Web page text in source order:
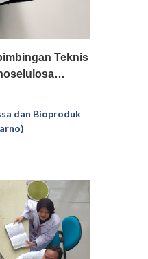
DetailTeknis
dan Bioproduk